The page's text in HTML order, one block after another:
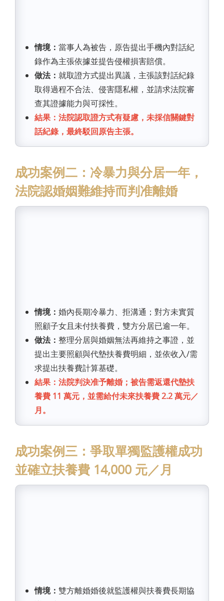
情境： 當事人為被告，原告提出手機內對話紀
錄作為主張依據並提告侵權損害賠償。
做法： 就取證方式提出異議，主張該對話紀錄
取得過程不合法、侵害隱私權，並請求法院審
查其證據能力與可採性。
結果：法院認取證方式有疑慮，未採信關鍵對
話紀錄，最終駁回原告主張。
成功案例二：冷暴力與分居一年，
法院認婚姻難維持而判准離婚
情境： 婚內長期冷暴力、拒溝通；對方未實質
照顧子女且未付扶養費，雙方分居已逾一年。
做法： 整理分居與婚姻無法再維持之事證，並
提出主要照顧與代墊扶養費明細，並依收入/需
求提出扶養費計算基礎。
結果：法院判決准予離婚；被告需返還代墊扶
養費 11 萬元，並需給付未來扶養費 2.2 萬元／
月。
成功案例三：爭取單獨監護權成功
並確立扶養費 14,000 元／月
情境： 雙方離婚婚後就監護權與扶養費長期協